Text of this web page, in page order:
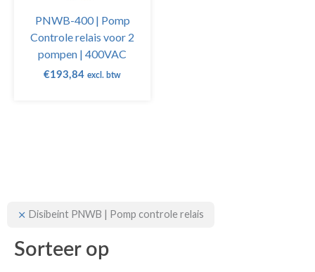
Disibeint PNWB | Pomp controle relais
Sorteer op
PNWB-400 | Pomp
Controle relais voor 2
pompen | 400VAC
€193,84 excl. btw